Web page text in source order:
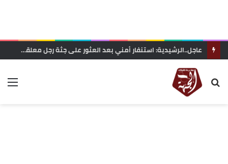
عاجل..الرشيدية: استنفار أمني بعد العثور على جثة رجل معلقة بحبل داخل غابة تاركة القديمة